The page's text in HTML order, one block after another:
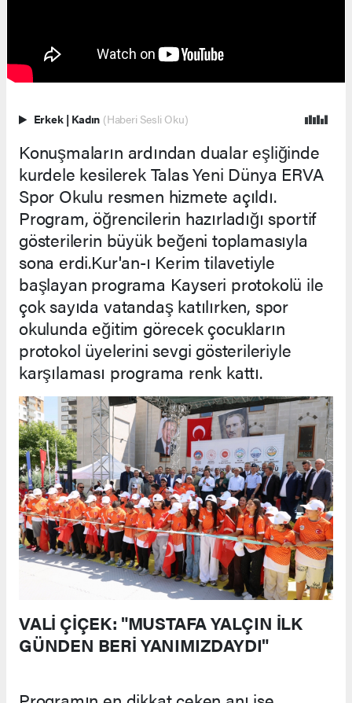
Erkek | Kadın (Haberi Sesli Oku)
Konuşmaların ardından dualar eşliğinde
kurdele kesilerek Talas Yeni Dünya ERVA
Spor Okulu resmen hizmete açıldı.
Program, öğrencilerin hazırladığı sportif
gösterilerin büyük beğeni toplamasıyla
sona erdi.Kur'an-ı Kerim tilavetiyle
başlayan programa Kayseri protokolü ile
çok sayıda vatandaş katılırken, spor
okulunda eğitim görecek çocukların
protokol üyelerini sevgi gösterileriyle
karşılaması programa renk kattı.
VALİ ÇİÇEK: "MUSTAFA YALÇIN İLK
GÜNDEN BERİ YANIMIZDAYDI"